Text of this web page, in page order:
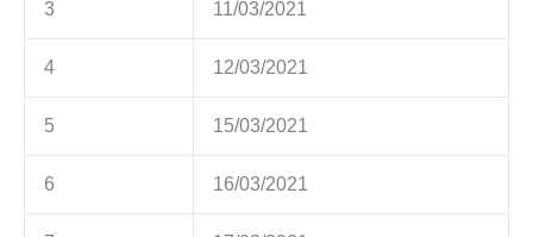
3 11/03/2021
4 12/03/2021
5 15/03/2021
6 16/03/2021